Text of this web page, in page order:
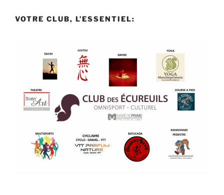
VOTRE CLUB, L’ESSENTIEL: